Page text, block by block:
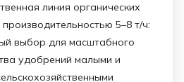
линия органических
5–8 т/ч:
выбор для масштабного
удобрений малыми и